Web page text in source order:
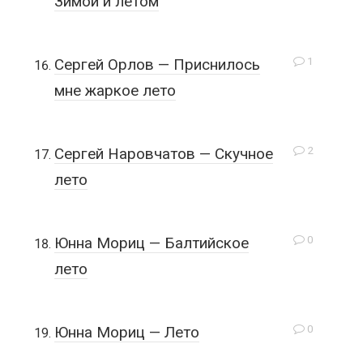
1
Сергей Орлов — Приснилось
мне жаркое лето
2
Сергей Наровчатов — Скучное
лето
0
Юнна Мориц — Балтийское
лето
0
Юнна Мориц — Лето